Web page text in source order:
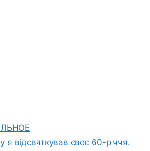
я відсвяткував своє 60-річчя.